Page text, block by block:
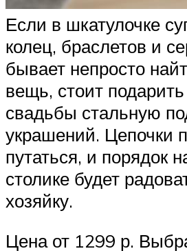
Если в шкатулочке
колец, браслетов и
бывает непросто
вещь, стоит
свадьбы стальную
украшений. Цепочки
путаться, и порядок
столике будет
хозяйку.
Цена от 1299 р.